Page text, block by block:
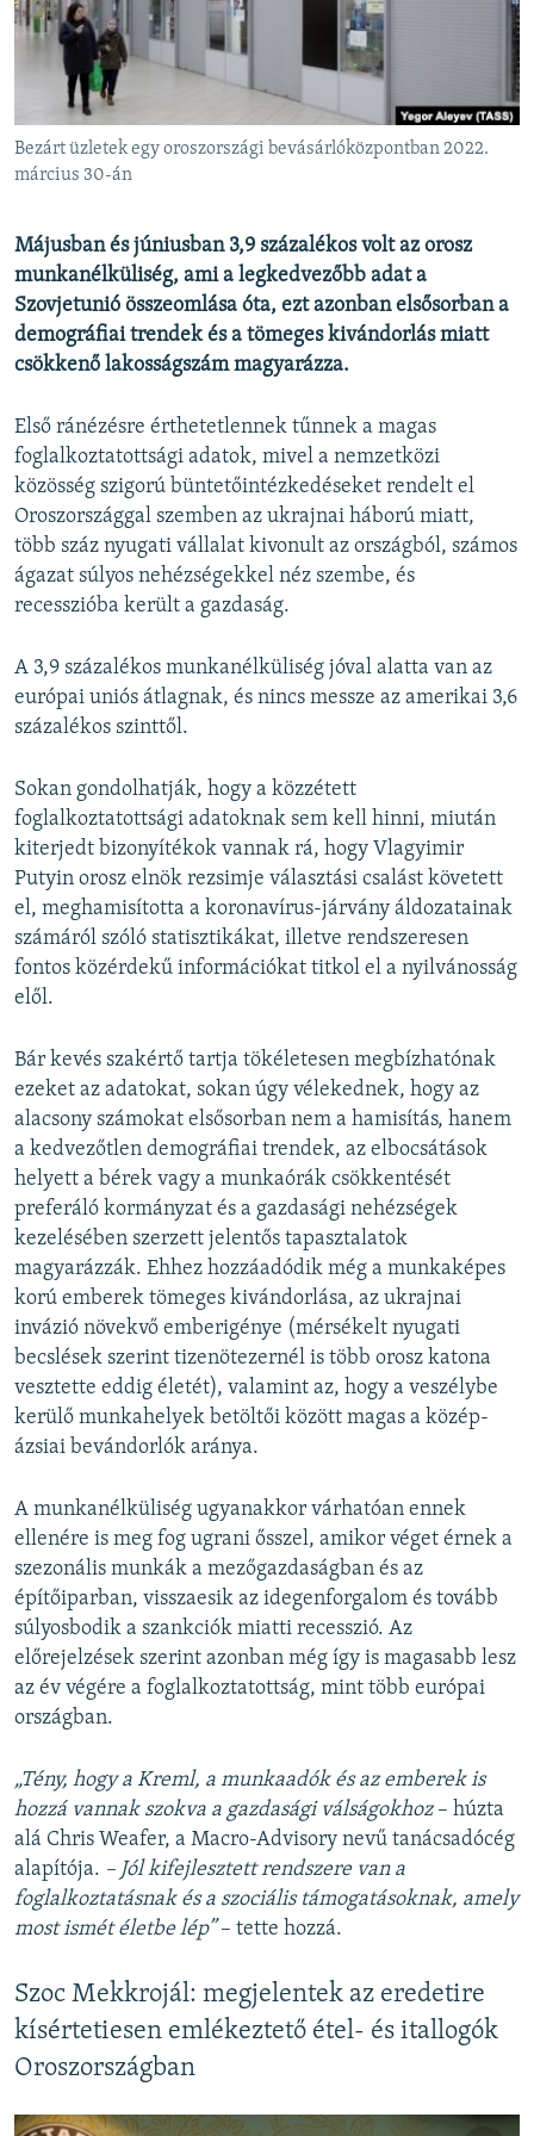
EURÓPAI UNIÓ
VILÁG
KLÍMAVÁLTOZÁS
A MÚLT TANULSÁGAI
Valamennyi RFE/RL weboldal
Bezárt üzletek egy oroszországi bevásárlóközpontban 2022.
március 30-án
Májusban és júniusban 3,9 százalékos volt az orosz
munkanélküliség, ami a legkedvezőbb adat a
Szovjetunió összeomlása óta, ezt azonban elsősorban a
demográfiai trendek és a tömeges kivándorlás miatt
csökkenő lakosságszám magyarázza.
Első ránézésre érthetetlennek tűnnek a magas
foglalkoztatottsági adatok, mivel a nemzetközi
közösség szigorú büntetőintézkedéseket rendelt el
Oroszországgal szemben az ukrajnai háború miatt,
több száz nyugati vállalat kivonult az országból, számos
ágazat súlyos nehézségekkel néz szembe, és
recesszióba került a gazdaság.
A 3,9 százalékos munkanélküliség jóval alatta van az
európai uniós átlagnak, és nincs messze az amerikai 3,6
százalékos szinttől.
Sokan gondolhatják, hogy a közzétett
foglalkoztatottsági adatoknak sem kell hinni, miután
kiterjedt bizonyítékok vannak rá, hogy Vlagyimir
Putyin orosz elnök rezsimje választási csalást követett
el, meghamisította a koronavírus-járvány áldozatainak
számáról szóló statisztikákat, illetve rendszeresen
fontos közérdekű információkat titkol el a nyilvánosság
elől.
Bár kevés szakértő tartja tökéletesen megbízhatónak
ezeket az adatokat, sokan úgy vélekednek, hogy az
alacsony számokat elsősorban nem a hamisítás, hanem
a kedvezőtlen demográfiai trendek, az elbocsátások
helyett a bérek vagy a munkaórák csökkentését
preferáló kormányzat és a gazdasági nehézségek
kezelésében szerzett jelentős tapasztalatok
magyarázzák. Ehhez hozzáadódik még a munkaképes
korú emberek tömeges kivándorlása, az ukrajnai
invázió növekvő emberigénye (mérsékelt nyugati
becslések szerint tizenötezernél is több orosz katona
vesztette eddig életét), valamint az, hogy a veszélybe
kerülő munkahelyek betöltői között magas a közép-
ázsiai bevándorlók aránya.
A munkanélküliség ugyanakkor várhatóan ennek
ellenére is meg fog ugrani ősszel, amikor véget érnek a
szezonális munkák a mezőgazdaságban és az
építőiparban, visszaesik az idegenforgalom és tovább
súlyosbodik a szankciók miatti recesszió. Az
előrejelzések szerint azonban még így is magasabb lesz
az év végére a foglalkoztatottság, mint több európai
országban.
„Tény, hogy a Kreml, a munkaadók és az emberek is
hozzá vannak szokva a gazdasági válságokhoz– húzta
alá Chris Weafer, a Macro-Advisory nevű tanácsadócég
alapítója. – Jól kifejlesztett rendszere van a
foglalkoztatásnak és a szociális támogatásoknak, amely
most ismét életbe lép” – tette hozzá.
Szoc Mekkrojál: megjelentek az eredetire
kísértetiesen emlékeztető étel- és itallogók
Oroszországban